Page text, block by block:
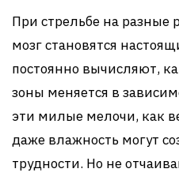
При стрельбе на разные
мозг становятся
постоянно вычисляют,
зоны меняется в
эти милые мелочи, как
даже влажность могут
трудности. Но не